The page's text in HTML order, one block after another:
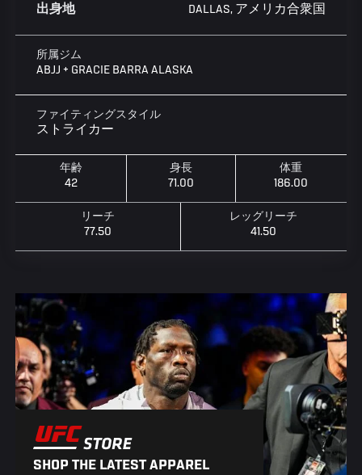
出身地 DALLAS, アメリカ合衆国
所属ジム
ABJJ + GRACIE BARRA ALASKA
ファイティングスタイル
ストライカー
年齢
42
身長
71.00
体重
186.00
リーチ
77.50
レッグリーチ
41.50
SHOP THE LATEST APPAREL